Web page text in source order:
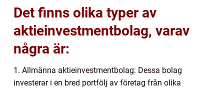
Det finns olika typer av
aktieinvestmentbolag, varav
några är:
1. Allmänna aktieinvestmentbolag: Dessa bolag
investerar i en bred portfölj av företag från olika